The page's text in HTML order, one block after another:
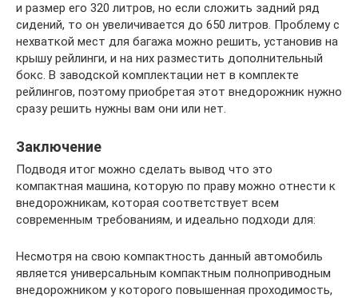
и размер его 320 литров, но если сложить задний ряд
сидений, то он увеличивается до 650 литров. Проблему с
нехваткой мест для багажа можно решить, установив на
крышу рейлинги, и на них разместить дополнительный
бокс. В заводской комплектации нет в комплекте
рейлингов, поэтому приобретая этот внедорожник нужно
сразу решить нужны вам они или нет.
Заключение
Подводя итог можно сделать вывод что это
компактная машина, которую по праву можно отнести к
внедорожникам, которая соответствует всем
современным требованиям, и идеально подходи для:
Несмотря на свою компактность данный автомобиль
является универсальным компактным полноприводным
внедорожником у которого повышенная проходимость,